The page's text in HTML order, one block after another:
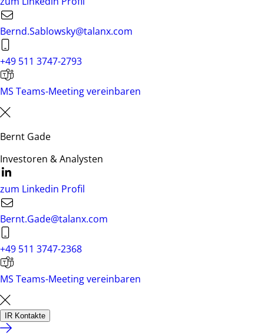
Bernd.Sablowsky@talanx.com
+49 511 3747-2793
MS Teams-Meeting vereinbaren
Bernt Gade
Investoren & Analysten
zum Linkedin Profil
Bernt.Gade@talanx.com
+49 511 3747-2368
MS Teams-Meeting vereinbaren
IR Kontakte